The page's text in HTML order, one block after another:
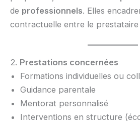
de professionnels. Elles
contractuelle entre le prestataire
2. Prestations concernées
Formations individuelles ou
Guidance parentale
Mentorat personnalisé
Interventions en structure